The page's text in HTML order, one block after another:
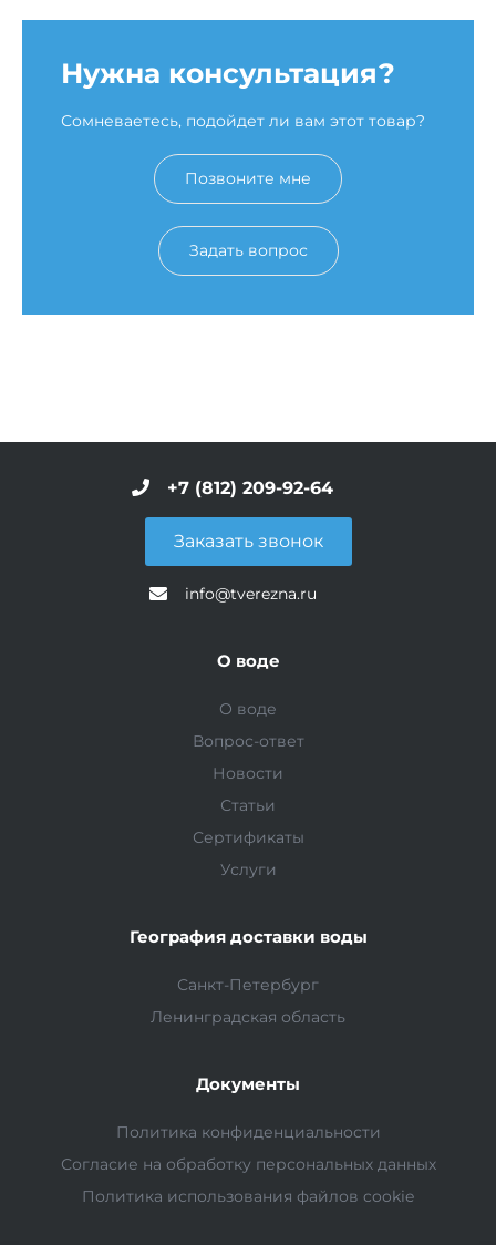
Нужна консультация?
Сомневаетесь, подойдет ли вам этот товар?
Позвоните мне
Задать вопрос
+7 (812) 209-92-64
Заказать звонок
info@tverezna.ru
О воде
О воде
Вопрос-ответ
Новости
Статьи
Сертификаты
Услуги
География доставки воды
Санкт-Петербург
Ленинградская область
Документы
Политика конфиденциальности
Согласие на обработку персональных данных
Политика использования файлов cookie